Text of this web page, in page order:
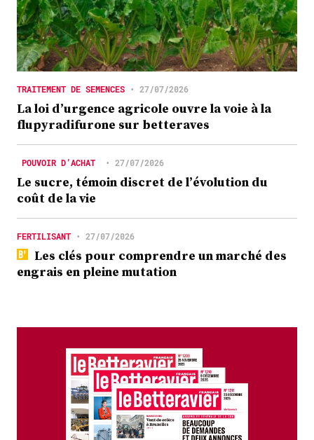
TRAITEMENT DE SEMENCES • 27/07/2026
La loi d’urgence agricole ouvre la voie à la
flupyradifurone sur betteraves
POUVOIR D’ACHAT • 27/07/2026
Le sucre, témoin discret de l’évolution du
coût de la vie
FERTILISANT • 27/07/2026
Les clés pour comprendre un marché des
engrais en pleine mutation